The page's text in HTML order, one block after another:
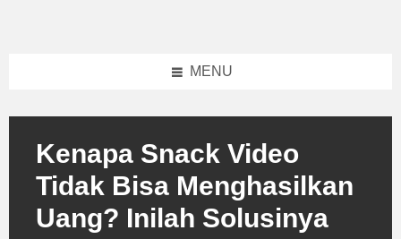
MENU
Kenapa Snack Video
Tidak Bisa Menghasilkan
Uang? Inilah Solusinya